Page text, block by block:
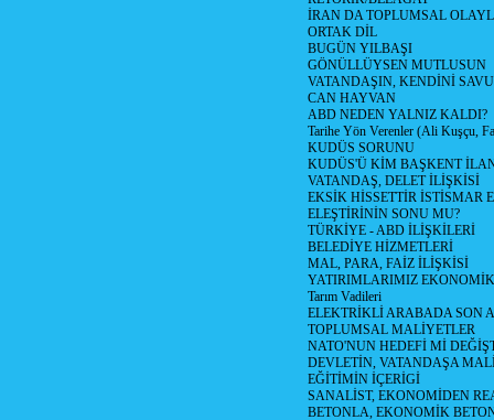
İRAN DA TOPLUMSAL
ORTAK DİL
BUGÜN YILBAŞI
GÖNÜLLÜYSEN MUTLUSUN
VATANDAŞIN, KENDİNİ
CAN HAYVAN
ABD NEDEN YALNIZ KALDI?
Tarihe Yön Verenler (Ali Kuşçu,
KUDÜS SORUNU
KUDÜS'Ü KİM BAŞKENT
VATANDAŞ, DELET İLİŞKİSİ
EKSİK HİSSETTİR İSTİSMAR
ELEŞTİRİNİN SONU MU?
TÜRKİYE - ABD İLİŞKİLERİ
BELEDİYE HİZMETLERİ
MAL, PARA, FAİZ İLİŞKİSİ
YATIRIMLARIMIZ
Tarım Vadileri
ELEKTRİKLİ ARABADA SON
TOPLUMSAL MALİYETLER
NATO'NUN HEDEFİ Mİ
DEVLETİN, VATANDAŞA
EĞİTİMİN İÇERİGİ
SANALİST, EKONOMİDEN
BETONLA, EKONOMİK